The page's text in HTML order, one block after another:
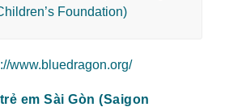
Foundation)
www.bluedragon.org/
em Sài Gòn (Saigon